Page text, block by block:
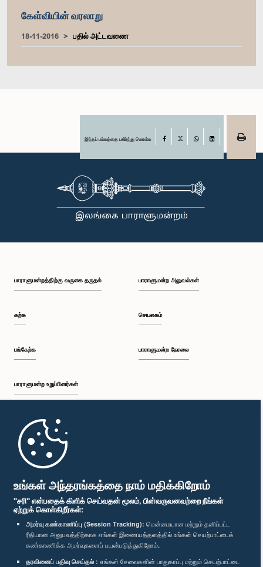
உங்கள் அந்தரங்கத்தை நாம் மதிக்கிறோம்
"சரி" என்பதைக் கிளிக் செய்வதன் மூலம், பின்வருவனவற்றை நீங்கள்
ஏற்றுக் கொள்கிறீர்கள்:
அமர்வு கண்காணிப்பு (Session Tracking): மென்மையான மற்றும் தனிப்பட்ட
ரீதியான அனுபவத்திற்காக எங்கள் இணையத்தளத்தில் உங்கள் செயற்பாட்டைக்
கண்காணிக்க அமர்வுகளைப் பயன்படுத்துகிறோம்.
தரவினைப் பதிவு செய்தல் : எங்கள் சேவைகளின் பாதுகாப்பு மற்றும் செயற்பாட்டை
கேள்வியின் வரலாறு
18-11-2016 பதில் அட்டவணை
இந்தப் பக்கத்தை பகிர்ந்து கொள்க Facebook
பாராளுமன்றத்திற்கு வருகை தருதல்
கற்க
பங்கேற்க
பாராளுமன்ற உறுப்பினர்கள்
முதற்பக்கம்
பாராளுமன்ற அலுவல்கள்
செயலகம்
பாராளுமன்ற நேரலை
பாராளுமன்ற கையடக்க செயலி
எம்மை பின்தொடர்க :